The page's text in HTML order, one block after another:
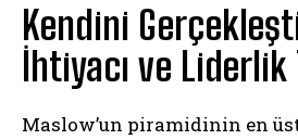
Kendini
İhtiyacı ve Liderlik
Maslow’un piramidinin en